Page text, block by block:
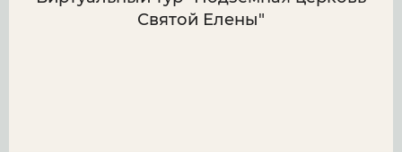
Святой Елены"